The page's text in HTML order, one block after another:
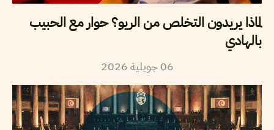
لماذا يريدون التخلص من الريو؟ حوار مع الحبيب
بالهادي
06 جويلية2026